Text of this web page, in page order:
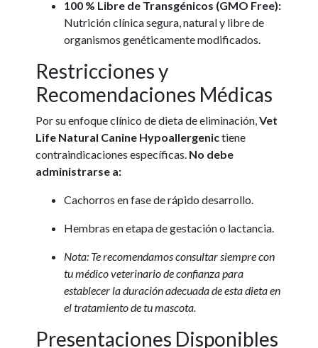
100 % Libre de Transgénicos (GMO Free):
Nutrición clínica segura, natural y libre de
organismos genéticamente modificados.
Restricciones y
Recomendaciones Médicas
Por su enfoque clínico de dieta de eliminación,Vet
Life Natural Canine Hypoallergenictiene
contraindicaciones específicas. No debe
administrarse a:
Cachorros en fase de rápido desarrollo.
Hembras en etapa de gestación o lactancia.
Nota: Te recomendamos consultar siempre con
tu médico veterinario de confianza para
establecer la duración adecuada de esta dieta en
el tratamiento de tu mascota.
Presentaciones Disponibles